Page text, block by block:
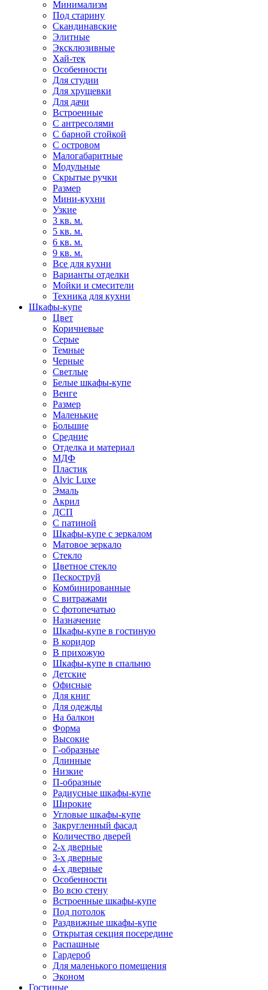
Минимализм
Под старину
Скандинавские
Элитные
Эксклюзивные
Хай-тек
Особенности
Для студии
Для хрущевки
Для дачи
Встроенные
С антресолями
С барной стойкой
С островом
Малогабаритные
Модульные
Скрытые ручки
Размер
Мини-кухни
Узкие
3 кв. м.
5 кв. м.
6 кв. м.
9 кв. м.
Все для кухни
Варианты отделки
Мойки и смесители
Техника для кухни
Шкафы-купе
Цвет
Коричневые
Серые
Темные
Черные
Светлые
Белые шкафы-купе
Венге
Размер
Маленькие
Большие
Средние
Отделка и материал
МДФ
Пластик
Alvic Luxe
Эмаль
Акрил
ДСП
С патиной
Шкафы-купе с зеркалом
Матовое зеркало
Стекло
Цветное стекло
Пескоструй
Комбинированные
С витражами
С фотопечатью
Назначение
Шкафы-купе в гостиную
В коридор
В прихожую
Шкафы-купе в спальню
Детские
Офисные
Для книг
Для одежды
На балкон
Форма
Высокие
Г-образные
Длинные
Низкие
П-образные
Радиусные шкафы-купе
Широкие
Угловые шкафы-купе
Закругленный фасад
Количество дверей
2-х дверные
3-х дверные
4-х дверные
Особенности
Во всю стену
Встроенные шкафы-купе
Под потолок
Раздвижные шкафы-купе
Открытая секция посередине
Распашные
Гардероб
Для маленького помещения
Эконом
Гостиные